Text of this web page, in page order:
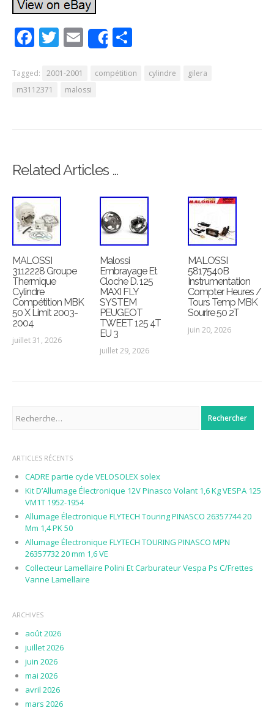
Facebook
Twitter
Email
SharePartager
Tagged: 2001-2001 compétition cylindre
gilera
m3112371
malossi
Related Articles …
MALOSSI
3112228 Groupe
Thermique
Cylindre
Compétition MBK
50 X Limit 2003-
2004
juillet 31, 2026
Malossi
Embrayage Et
Cloche D. 125
MAXI FLY
SYSTEM
PEUGEOT
TWEET 125 4T
EU 3
juillet 29, 2026
MALOSSI
5817540B
Instrumentation
Compter Heures /
Tours Temp MBK
Sourire 50 2T
juin 20, 2026
ARTICLES RÉCENTS
CADRE partie cycle VELOSOLEX solex
Kit D’Allumage Électronique 12V Pinasco Volant 1,6 Kg VESPA 125
VM1T 1952-1954
Allumage Électronique FLYTECH Touring PINASCO 26357744 20
Mm 1,4 PK 50
Allumage Électronique FLYTECH TOURING PINASCO MPN
26357732 20 mm 1,6 VE
Collecteur Lamellaire Polini Et Carburateur Vespa Ps C/Frettes
Vanne Lamellaire
ARCHIVES
août 2026
juillet 2026
juin 2026
mai 2026
avril 2026
mars 2026